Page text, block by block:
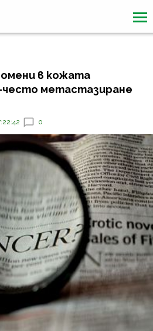
в кожата
често метастазиране
0